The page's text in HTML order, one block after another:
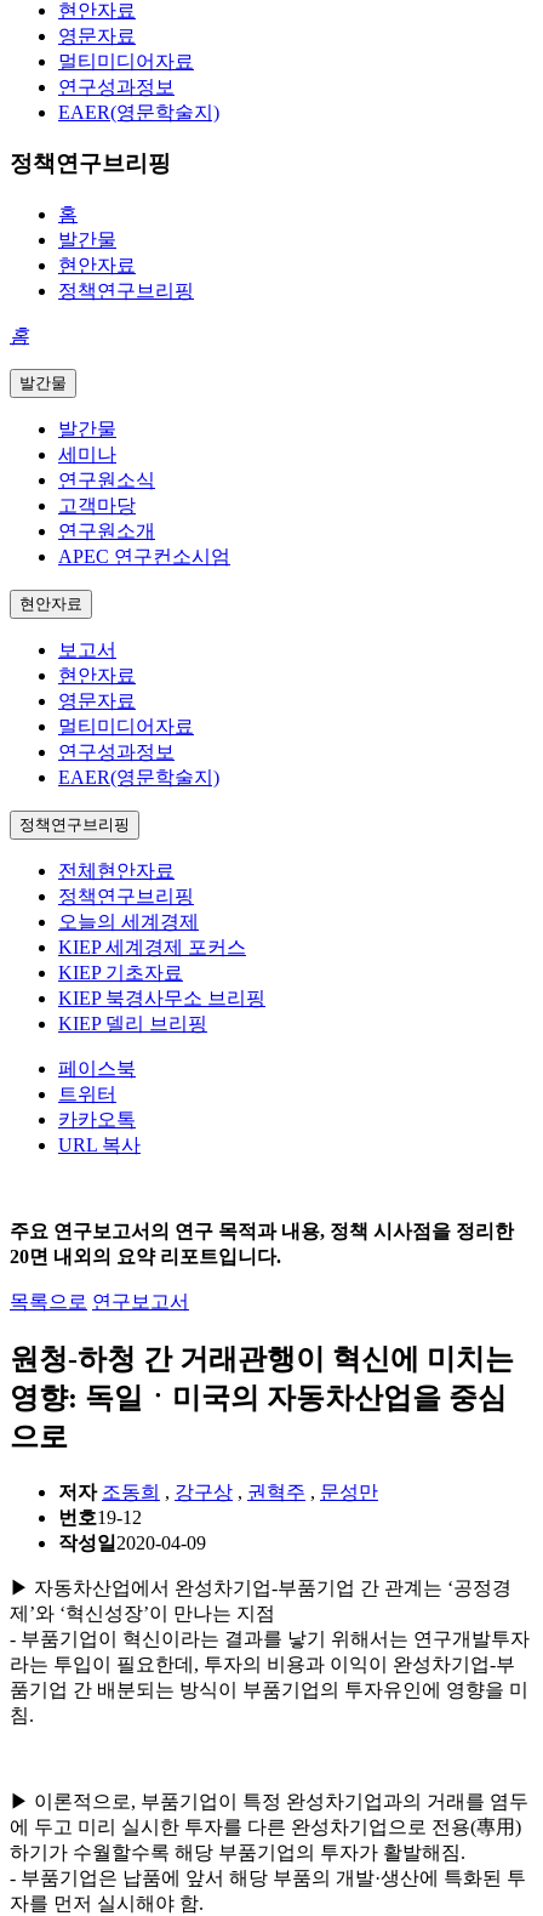
현안자료
영문자료
멀티미디어자료
연구성과정보
EAER(영문학술지)
정책연구브리핑
홈
발간물
현안자료
정책연구브리핑
홈
발간물
발간물
세미나
연구원소식
고객마당
연구원소개
APEC 연구컨소시엄
현안자료
보고서
현안자료
영문자료
멀티미디어자료
연구성과정보
EAER(영문학술지)
정책연구브리핑
전체현안자료
정책연구브리핑
오늘의 세계경제
KIEP 세계경제 포커스
KIEP 기초자료
KIEP 북경사무소 브리핑
KIEP 델리 브리핑
페이스북
트위터
카카오톡
URL 복사
주요 연구보고서의 연구 목적과 내용, 정책 시사점을 정리한
20면 내외의 요약 리포트입니다.
목록으로 연구보고서
원청-하청 간 거래관행이 혁신에 미치는
영향: 독일ㆍ미국의 자동차산업을 중심
으로
저자 조동희 , 강구상 , 권혁주 , 문성만
번호19-12
작성일 2020-04-09
▶ 자동차산업에서 완성차기업-부품기업 간 관계는 ‘공정경
제’와 ‘혁신성장’이 만나는 지점
- 부품기업이 혁신이라는 결과를 낳기 위해서는 연구개발투자
라는 투입이 필요한데, 투자의 비용과 이익이 완성차기업-부
품기업 간 배분되는 방식이 부품기업의 투자유인에 영향을 미
침.
▶ 이론적으로, 부품기업이 특정 완성차기업과의 거래를 염두
에 두고 미리 실시한 투자를 다른 완성차기업으로 전용(專用)
하기가 수월할수록 해당 부품기업의 투자가 활발해짐.
- 부품기업은 납품에 앞서 해당 부품의 개발·생산에 특화된 투
자를 먼저 실시해야 함.